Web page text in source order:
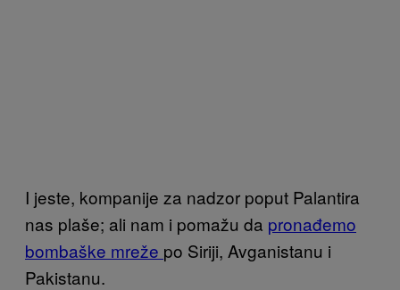
I jeste, kompanije za nadzor poput Palantira
nas plaše; ali nam i pomažu da pronađemo
bombaške mreže po Siriji, Avganistanu i
Pakistanu.